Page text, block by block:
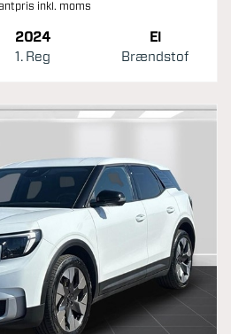
inkl. moms
2024
1. Reg
El
Brændstof